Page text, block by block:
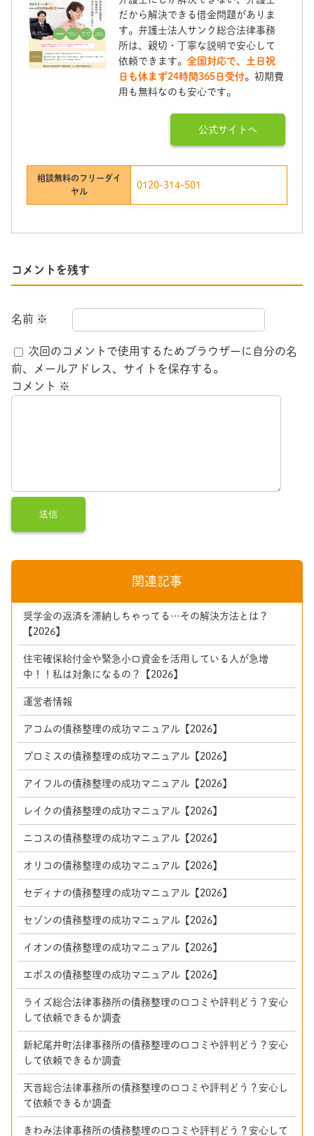
だから解決できる借金問題がありま
す。弁護士法人サンク総合法律事務
所は、親切・丁寧な説明で安心して
依頼できます。全国対応で、土日祝
日も休まず24時間365日受付。初期費
用も無料なのも安心です。
公式サイトへ
相談無料のフリーダイ
ヤル
0120-314-501
コメントを残す
名前 ※
次回のコメントで使用するためブラウザーに自分の名
前、メールアドレス、サイトを保存する。
コメント ※
関連記事
奨学金の返済を滞納しちゃってる…その解決方法とは？
【2026】
住宅確保給付金や緊急小口資金を活用している人が急増
中！！私は対象になるの？【2026】
運営者情報
アコムの債務整理の成功マニュアル【2026】
プロミスの債務整理の成功マニュアル【2026】
アイフルの債務整理の成功マニュアル【2026】
レイクの債務整理の成功マニュアル【2026】
ニコスの債務整理の成功マニュアル【2026】
オリコの債務整理の成功マニュアル【2026】
セディナの債務整理の成功マニュアル【2026】
セゾンの債務整理の成功マニュアル【2026】
イオンの債務整理の成功マニュアル【2026】
エポスの債務整理の成功マニュアル【2026】
ライズ総合法律事務所の債務整理の口コミや評判どう？安心
して依頼できるか調査
新紀尾井町法律事務所の債務整理の口コミや評判どう？安心
して依頼できるか調査
天音総合法律事務所の債務整理の口コミや評判どう？安心し
て依頼できるか調査
きわみ法律事務所の債務整理の口コミや評判どう？安心して